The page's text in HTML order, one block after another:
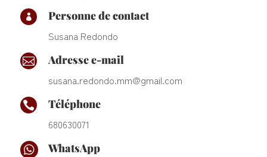

Personne de contact
Susana Redondo

Adresse e-mail
susana.redondo.mm@gmail.com

Téléphone
680630071
 WhatsApp